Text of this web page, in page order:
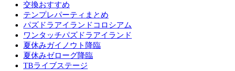
交換おすすめ
テンプレパーティまとめ
パズドラアイランドコロシアム
ワンタッチパズドラアイランド
夏休みガイノウト降臨
夏休みゼローグ降臨
TBライブステージ